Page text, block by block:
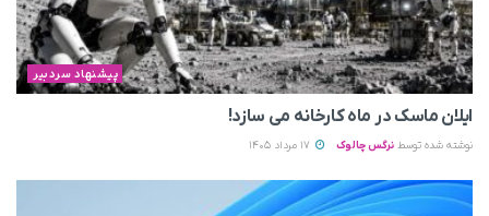
پیشنهاد سردبیر
ایلان ماسک در ماه کارخانه می سازد!
نوشته شده توسط نرگس چالوک